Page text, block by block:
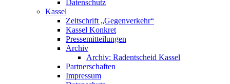
Datenschutz
Kassel
Zeitschrift „Gegenverkehr“
Kassel Konkret
Pressemitteilungen
Archiv
Archiv: Radentscheid Kassel
Partnerschaften
Impressum